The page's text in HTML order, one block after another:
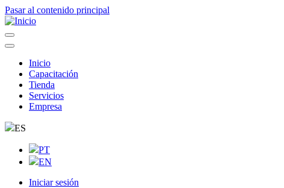
Pasar al contenido principal
Navegação
principal
Inicio
Capacitación
Tienda
Servicios
Empresa
ES
PT
EN
Iniciar sesión